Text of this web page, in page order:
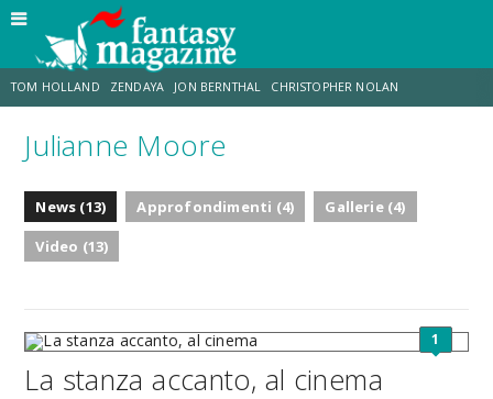
TOM HOLLAND ZENDAYA JON BERNTHAL CHRISTOPHER NOLAN
STRANIMONDI LUCCA COMICS & GAMES
DESTIN DANIEL CRETTON
Julianne Moore
News (13) Approfondimenti (4)
Gallerie (4)
Video (13)
1
La stanza accanto, al cinema